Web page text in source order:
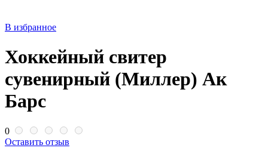
В избранное
Хоккейный свитер
сувенирный (Миллер) Ак
Барс
0
Оставить отзыв